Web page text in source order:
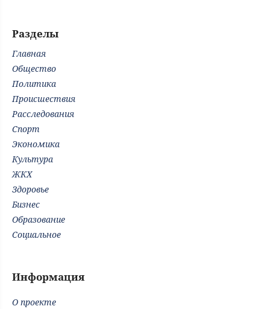
Разделы
Главная
Общество
Политика
Происшествия
Расследования
Спорт
Экономика
Культура
ЖКХ
Здоровье
Бизнес
Образование
Социальное
Информация
О проекте